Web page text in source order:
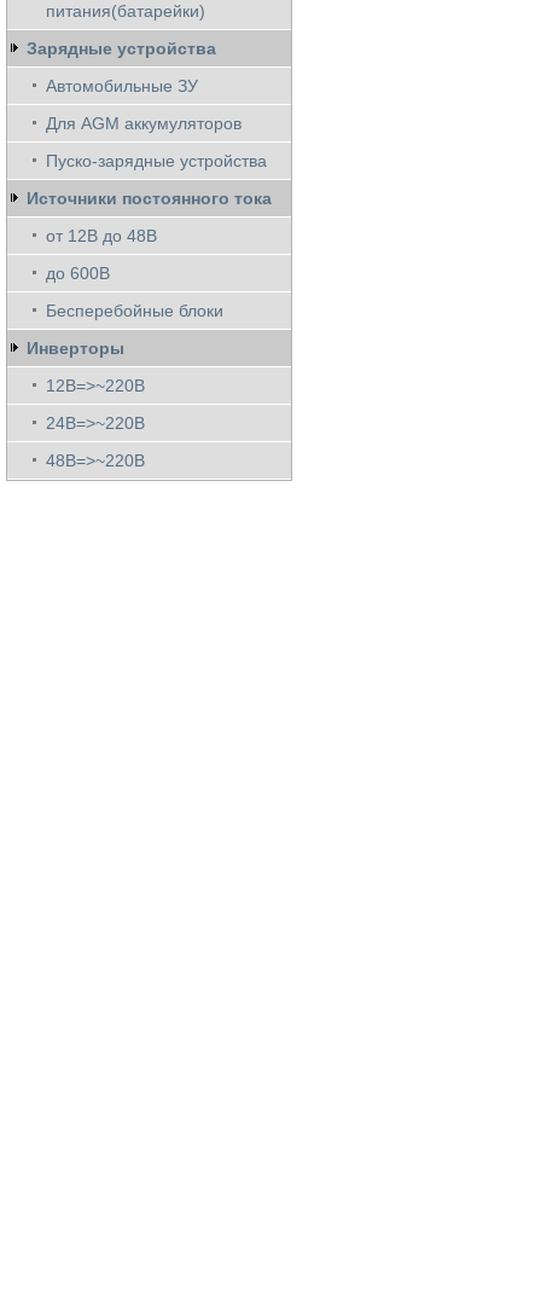
питания(батарейки)
Зарядные устройства
Автомобильные ЗУ
Для AGM аккумуляторов
Пуско-зарядные устройства
Источники постоянного тока
от 12В до 48В
до 600В
Бесперебойные блоки
Инверторы
12В=>~220В
24В=>~220В
48В=>~220В